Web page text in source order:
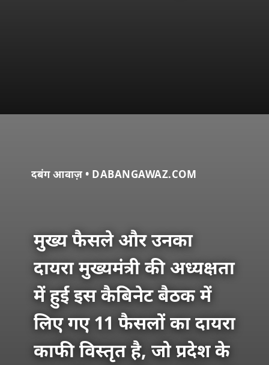
दबंग आवाज़ • DABANGAWAZ.COM
मुख्य फैसले और उनका
दायरा मुख्यमंत्री की अध्यक्षता
में हुई इस कैबिनेट बैठक में
लिए गए 11 फैसलों का दायरा
काफी विस्तृत है, जो प्रदेश के